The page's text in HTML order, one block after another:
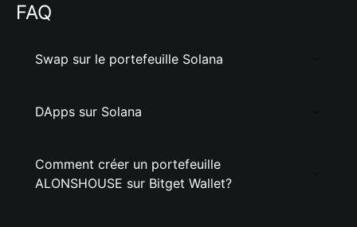
FAQ
Swap sur le portefeuille Solana
DApps sur Solana
Comment créer un portefeuille
ALONSHOUSE sur Bitget Wallet?